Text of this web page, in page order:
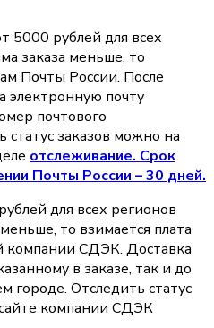
5000 рублей для всех
заказа меньше, то
Почты России. После
электронную почту
почтового
статус заказов можно на
oтслеживание. Срок
Почты России – 30 дней.
для всех регионов
то взимается плата
компании СДЭК. Доставка
в заказе, так и до
городе. Отследить статус
компании СДЭК